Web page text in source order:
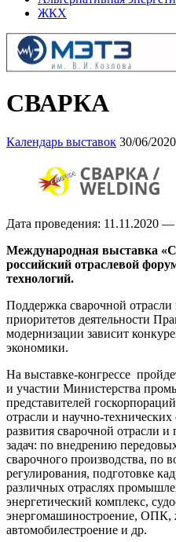
ЖКХ
СВАРКА
Календарь выставок 30/06/2020
Дата проведения: 11.11.2020
Международная выставка
российский отраслевой
технологий.
Поддержка сварочной отрасли
приоритетов деятельности
модернизации зависит
экономики.
На выставке-конгрессе
и участии Министерства
представителей
отрасли и научно-
развития сварочной отрасли
задач: по внедрению
сварочного производства, по
регулирования, подготовке
различных отраслях
энергетический комплекс,
энергомашиностроение, ОПК,
автомобилестроение и др.